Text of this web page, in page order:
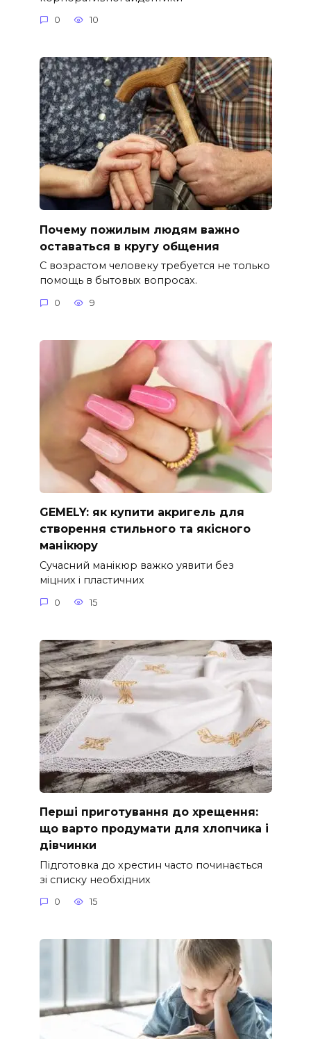
0 10
Почему пожилым людям важно
оставаться в кругу общения
С возрастом человеку требуется не только
помощь в бытовых вопросах.
0 9
GEMELY: як купити акригель для
створення стильного та якісного
манікюру
Сучасний манікюр важко уявити без
міцних і пластичних
0 15
Перші приготування до хрещення:
що варто продумати для хлопчика і
дівчинки
Підготовка до хрестин часто починається
зі списку необхідних
0 15